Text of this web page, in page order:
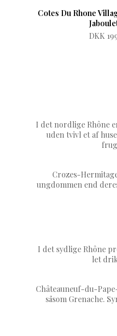
Cotes Du Rhone
DKK
I det nordlige Rhône
uden tvivl et af
Crozes-
ungdommen end
I det sydlige Rhône
let
Châteauneuf-du-
såsom Grenache.